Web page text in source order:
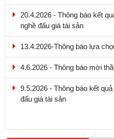
nghề đấu giá tài sản
đấu giá tài sản